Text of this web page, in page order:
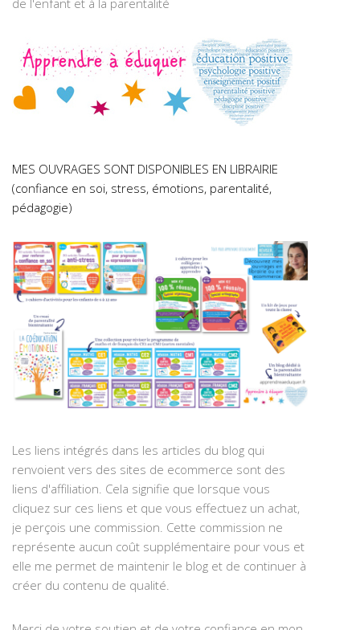
de l'enfant et à la parentalité
MES OUVRAGES SONT DISPONIBLES EN LIBRAIRIE
(confiance en soi, stress, émotions, parentalité,
pédagogie)
Les liens intégrés dans les articles du blog qui
renvoient vers des sites de ecommerce sont des
liens d'affiliation. Cela signifie que lorsque vous
cliquez sur ces liens et que vous effectuez un achat,
je perçois une commission. Cette commission ne
représente aucun coût supplémentaire pour vous et
elle me permet de maintenir le blog et de continuer à
créer du contenu de qualité.